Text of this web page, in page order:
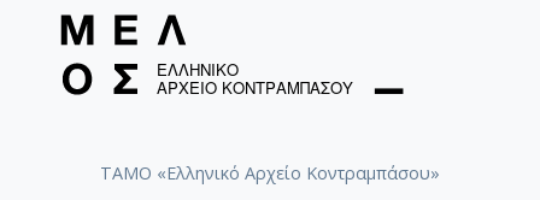
ΤΑΜΟ «Ελληνικό Αρχείο Κοντραμπάσου»